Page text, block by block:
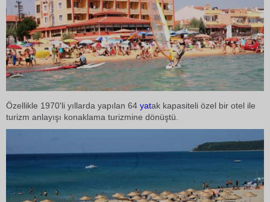
Özellikle 1970'li yıllarda yapılan 64 yatak kapasiteli özel bir otel ile
turizm anlayışı konaklama turizmine dönüştü.